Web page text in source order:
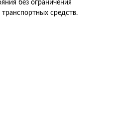
без ограничения
средств.